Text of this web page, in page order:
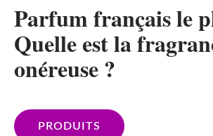
Parfum français le
Quelle est la
onéreuse ?
PRODUITS